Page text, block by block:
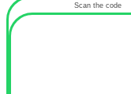
Scan the code